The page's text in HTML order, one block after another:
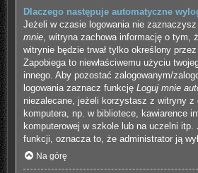
Dlaczego następuje automatyczne
Jeżeli w czasie logowania nie
mnie, witryna zachowa informację o tym,
witrynie będzie trwał tylko określony
Zapobiega to niewłaściwemu użyciu
innego. Aby pozostać zalogowanym/
logowania zaznacz funkcję Loguj mnie
niezalecane, jeżeli korzystasz z witryny z
komputera, np. w bibliotece, kawiarence
komputerowej w szkole lub na uczelni
funkcji, oznacza to, że administrator ją
Na górę